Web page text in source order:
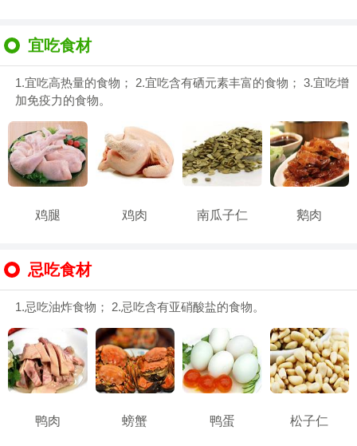
宜吃食材
1.宜吃高热量的食物； 2.宜吃含有硒元素丰富的食物； 3.宜吃增
加免疫力的食物。
鸡腿 鸡肉 南瓜子仁 鹅肉
忌吃食材
1.忌吃油炸食物； 2.忌吃含有亚硝酸盐的食物。
鸭肉 螃蟹 鸭蛋 松子仁